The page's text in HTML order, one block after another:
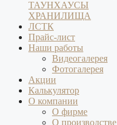
ТАУНХАУСЫ
ХРАНИЛИЩА
ЛСТК
Прайс-лист
Наши работы
Видеогалерея
Фотогалерея
Акции
Калькулятор
О компании
О фирме
О производстве